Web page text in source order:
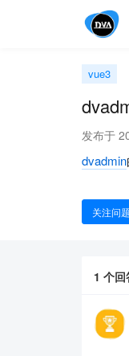
vue3
发布于
dvadmin
关注问题
1 个回